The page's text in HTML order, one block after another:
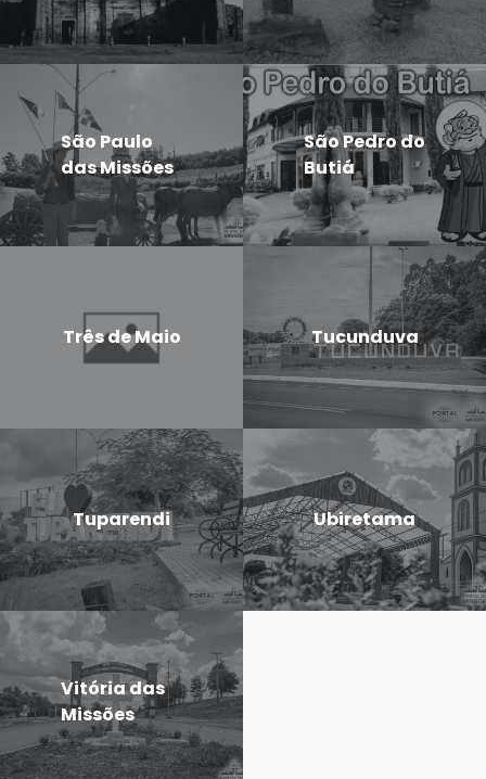
São Paulo
das Missões
São Pedro do
Butiá
Três de Maio Tucunduva
Tuparendi Ubiretama
Vitória das
Missões